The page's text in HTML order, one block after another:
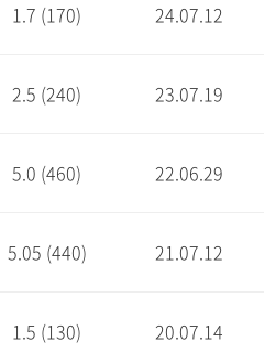
1.7 (170) 24.07.12
2.5 (240) 23.07.19
5.0 (460) 22.06.29
5.05 (440) 21.07.12
1.5 (130) 20.07.14